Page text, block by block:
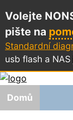
Volejte
pište na
Standardní
usb flash a NAS
Domů